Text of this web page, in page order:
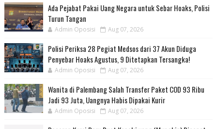
Ada Pejabat Pakai Uang Negara untuk Sebar Hoaks, Polisi
Turun Tangan
Admin Oposisi Aug 07, 2026
Polisi Periksa 28 Pegiat Medsos dari 37 Akun Diduga
Penyebar Hoaks Agustus, 9 Ditetapkan Tersangka!
Admin Oposisi Aug 07, 2026
Wanita di Palembang Salah Transfer Paket COD 93 Ribu
Jadi 93 Juta, Uangnya Habis Dipakai Kurir
Admin Oposisi Aug 07, 2026